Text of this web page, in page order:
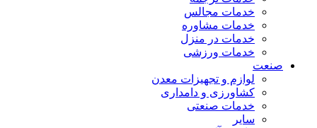
خدمات مجالس
خدمات مشاوره
خدمات در منزل
خدمات ورزشی
صنعت
لوازم و تجهیزات معدن
کشاورزی و دامداری
خدمات صنعتی
سایر